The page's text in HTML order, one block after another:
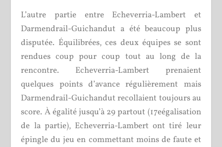
L’autre partie entre Echeverria-Lambert et
Darmendrail-Guichandut a été beaucoup plus
disputée. Équilibrées, ces deux équipes se sont
rendues coup pour coup tout au long de la
rencontre. Echeverria-Lambert prenaient
quelques points d’avance régulièrement mais
Darmendrail-Guichandut recollaient toujours au
score. À égalité jusqu’à 29 partout (17eégalisation
de la partie), Echeverria-Lambert ont tiré leur
épingle du jeu en commettant moins de faute et